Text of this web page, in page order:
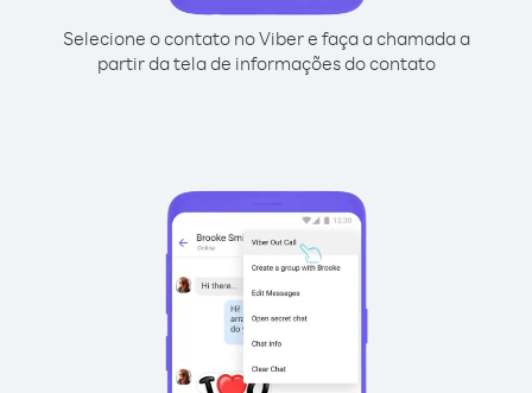
Selecione o contato no Viber e faça a chamada a
partir da tela de informações do contato